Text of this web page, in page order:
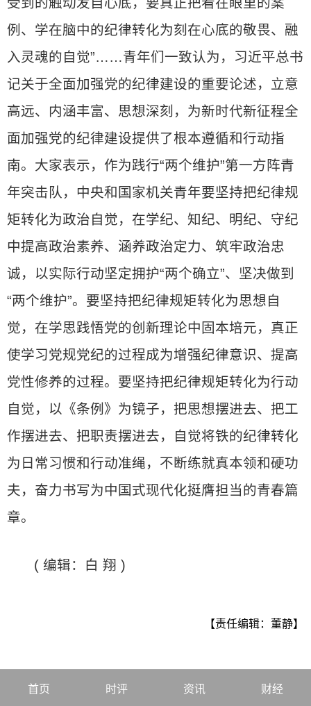
例、学在脑中的纪律转化为刻在心底的敬畏、融
入灵魂的自觉”……青年们一致认为，习近平总书
记关于全面加强党的纪律建设的重要论述，立意
高远、内涵丰富、思想深刻，为新时代新征程全
面加强党的纪律建设提供了根本遵循和行动指
南。大家表示，作为践行“两个维护”第一方阵青
年突击队，中央和国家机关青年要坚持把纪律规
矩转化为政治自觉，在学纪、知纪、明纪、守纪
中提高政治素养、涵养政治定力、筑牢政治忠
诚，以实际行动坚定拥护“两个确立”、坚决做到
“两个维护”。要坚持把纪律规矩转化为思想自
觉，在学思践悟党的创新理论中固本培元，真正
使学习党规党纪的过程成为增强纪律意识、提高
党性修养的过程。要坚持把纪律规矩转化为行动
自觉，以《条例》为镜子，把思想摆进去、把工
作摆进去、把职责摆进去，自觉将铁的纪律转化
为日常习惯和行动准绳，不断练就真本领和硬功
夫，奋力书写为中国式现代化挺膺担当的青春篇
章。
( 编辑：白 翔 )
【责任编辑：董静】
首页 时评 资讯 财经